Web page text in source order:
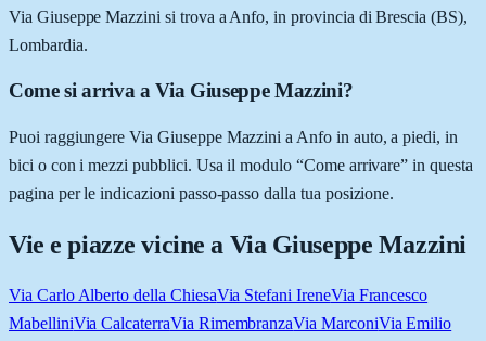
Via Giuseppe Mazzini si trova a Anfo, in provincia di Brescia (BS),
Lombardia.
Come si arriva a Via Giuseppe Mazzini?
Puoi raggiungere Via Giuseppe Mazzini a Anfo in auto, a piedi, in
bici o con i mezzi pubblici. Usa il modulo “Come arrivare” in questa
pagina per le indicazioni passo-passo dalla tua posizione.
Vie e piazze vicine a Via Giuseppe Mazzini
Via Carlo Alberto della ChiesaVia Stefani IreneVia Francesco
MabelliniVia CalcaterraVia RimembranzaVia MarconiVia Emilio